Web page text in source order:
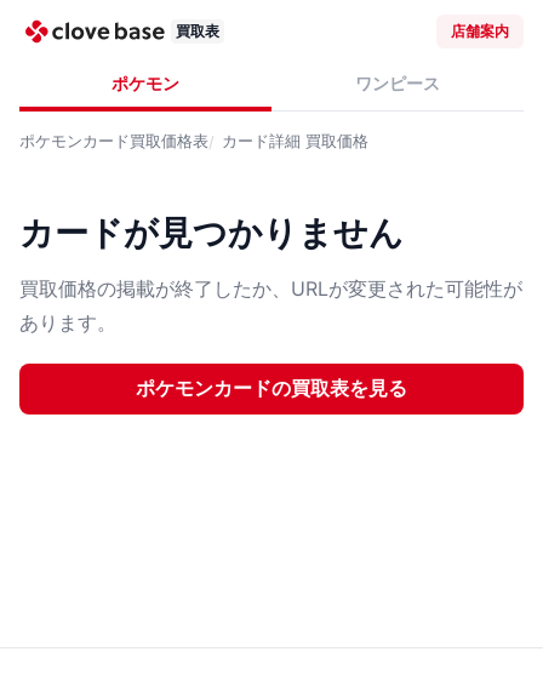
買取表 店舗案内
ポケモン ワンピース
ポケモンカード買取価格表 カード詳細 買取価格
カードが見つかりません
買取価格の掲載が終了したか、URLが変更された可能性が
あります。
ポケモンカードの買取表を見る